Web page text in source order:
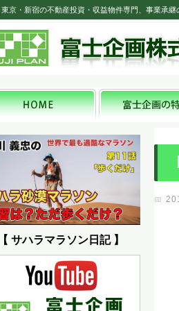
京・新宿の不動産投資・収益物件専門、事業承継
【 サハラマラソン日記 】